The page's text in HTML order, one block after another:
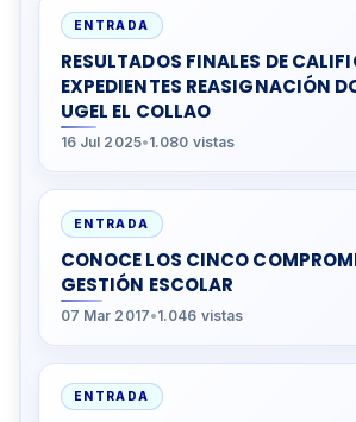
ENTRADA
RESULTADOS FINALES DE
EXPEDIENTES REASIGNACIÓN
UGEL EL COLLAO
16 Jul 2025•1.080 vistas
ENTRADA
CONOCE LOS CINCO
GESTIÓN ESCOLAR
07 Mar 2017•1.046 vistas
ENTRADA